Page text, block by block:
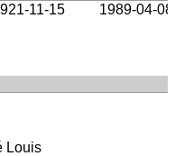
11-15 1989-04-08
Louis